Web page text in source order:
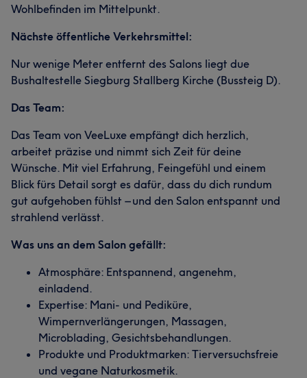
Wohlbefinden im Mittelpunkt.
Nächste öffentliche Verkehrsmittel:
Nur wenige Meter entfernt des Salons liegt due
Bushaltestelle Siegburg Stallberg Kirche (Bussteig D).
Das Team:
Das Team von VeeLuxe empfängt dich herzlich,
arbeitet präzise und nimmt sich Zeit für deine
Wünsche. Mit viel Erfahrung, Feingefühl und einem
Blick fürs Detail sorgt es dafür, dass du dich rundum
gut aufgehoben fühlst – und den Salon entspannt und
strahlend verlässt.
Was uns an dem Salon gefällt:
Atmosphäre: Entspannend, angenehm,
einladend.
Expertise: Mani- und Pediküre,
Wimpernverlängerungen, Massagen,
Microblading, Gesichtsbehandlungen.
Produkte und Produktmarken: Tierversuchsfreie
und vegane Naturkosmetik.